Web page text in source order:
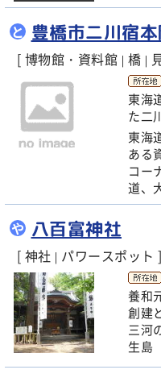
と 豊橋市二川宿
[ 博物館・資料館 | 橋 |
東海
た二
東海
ある
コー
道、
や 八百富神社
[ 神社 | パワースポット ]
養和
創建
三河
生島